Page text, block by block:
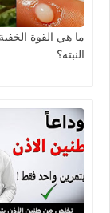
ما هي القوة
النبته؟